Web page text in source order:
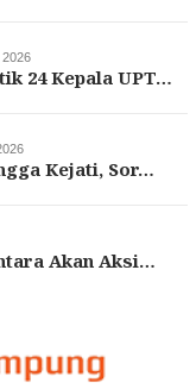
24 Kepala UPT…
Kejati, Sor…
Akan Aksi…